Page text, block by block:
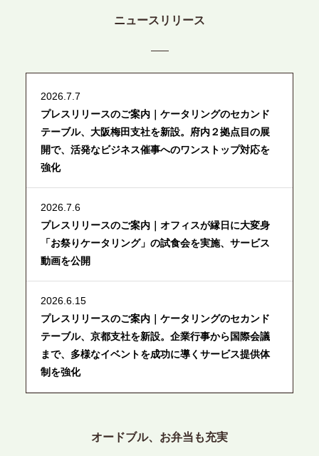
ニュースリリース
2026.7.7
プレスリリースのご案内｜ケータリングのセカンド
テーブル、大阪梅田支社を新設。府内２拠点目の展
開で、活発なビジネス催事へのワンストップ対応を
強化
2026.7.6
プレスリリースのご案内｜オフィスが縁日に大変身
「お祭りケータリング」の試食会を実施、サービス
動画を公開
2026.6.15
プレスリリースのご案内｜ケータリングのセカンド
テーブル、京都支社を新設。企業行事から国際会議
まで、多様なイベントを成功に導くサービス提供体
制を強化
プレスリリースのご案内｜ケータリングのセカンド
オードブル、お弁当も充実